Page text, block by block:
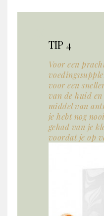
TIP 4
Voor een
voor een
van de huid en
middel van
je hebt nog
gehad van je
voordat je op